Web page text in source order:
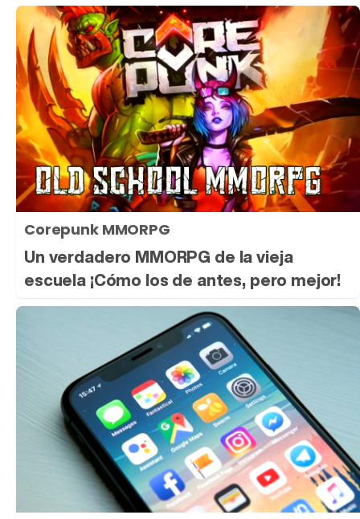
Corepunk MMORPG
Un verdadero MMORPG de la vieja
escuela ¡Cómo los de antes, pero mejor!